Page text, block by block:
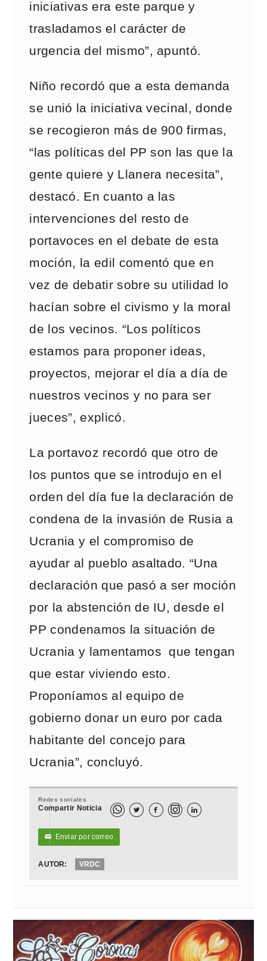
iniciativas era este parque y
trasladamos el carácter de
urgencia del mismo”, apuntó.
Niño recordó que a esta demanda
se unió la iniciativa vecinal, donde
se recogieron más de 900 firmas,
“las políticas del PP son las que la
gente quiere y Llanera necesita”,
destacó. En cuanto a las
intervenciones del resto de
portavoces en el debate de esta
moción, la edil comentó que en
vez de debatir sobre su utilidad lo
hacían sobre el civismo y la moral
de los vecinos. “Los políticos
estamos para proponer ideas,
proyectos, mejorar el día a día de
nuestros vecinos y no para ser
jueces”, explicó.
La portavoz recordó que otro de
los puntos que se introdujo en el
orden del día fue la declaración de
condena de la invasión de Rusia a
Ucrania y el compromiso de
ayudar al pueblo asaltado. “Una
declaración que pasó a ser moción
por la abstención de IU, desde el
PP condenamos la situación de
Ucrania y lamentamos que tengan
que estar viviendo esto.
Proponíamos al equipo de
gobierno donar un euro por cada
habitante del concejo para
Ucrania”, concluyó.
Redes sociales
Compartir Noticia   
✉ Enviar por correo
AUTOR: VRDC